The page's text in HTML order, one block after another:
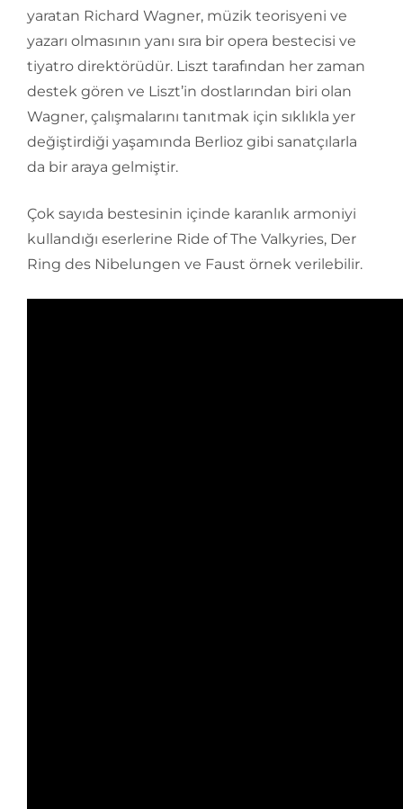
yaratan Richard Wagner, müzik teorisyeni ve
yazarı olmasının yanı sıra bir opera bestecisi ve
tiyatro direktörüdür. Liszt tarafından her zaman
destek gören ve Liszt’in dostlarından biri olan
Wagner, çalışmalarını tanıtmak için sıklıkla yer
değiştirdiği yaşamında Berlioz gibi sanatçılarla
da bir araya gelmiştir.
Çok sayıda bestesinin içinde karanlık armoniyi
kullandığı eserlerine Ride of The Valkyries, Der
Ring des Nibelungen ve Faust örnek verilebilir.